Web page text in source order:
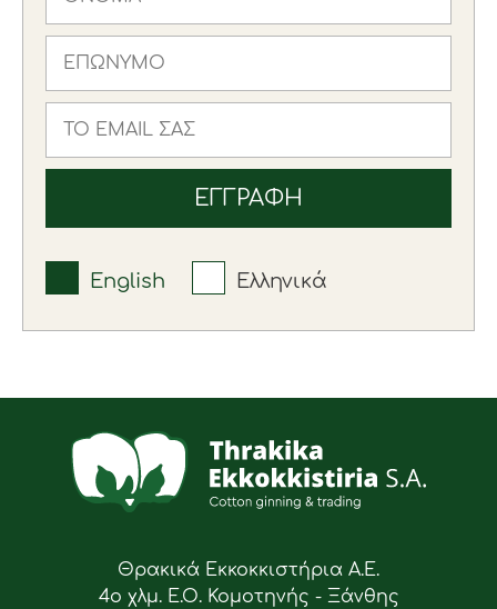
English Ελληνικά
Θρακικά Εκκοκκιστήρια Α.Ε.
4ο χλμ. Ε.Ο. Κομοτηνής - Ξάνθης